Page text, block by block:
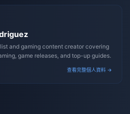
and gaming content creator covering
game releases, and top-up guides.
查看完整個人資料 →